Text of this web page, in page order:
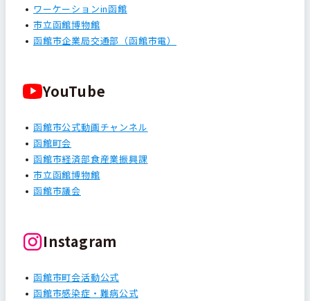
ワーケーションin函館
市立函館博物館
函館市企業局交通部（函館市電）
YouTube
函館市公式動画チャンネル
函館町会
函館市経済部食産業振興課
市立函館博物館
函館市議会
Instagram
函館市町会活動公式
函館市感染症・難病公式